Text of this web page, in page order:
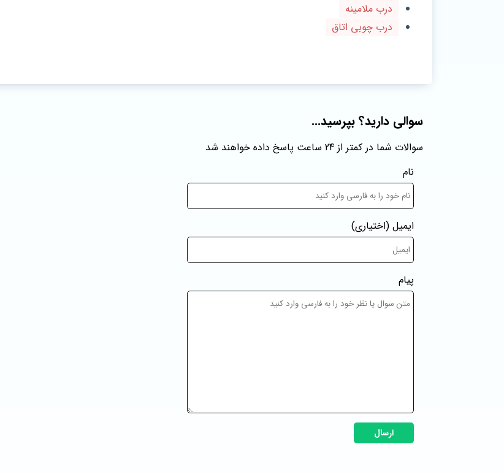
درب ملامینه
درب چوبی اتاق
سوالی دارید؟ بپرسید...
سوالات شما در کمتر از 24 ساعت پاسخ داده خواهند شد
نام
ایمیل (اختیاری)
پیام
ارسال